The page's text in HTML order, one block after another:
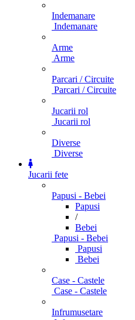
Indemanare
Indemanare
Arme
Arme
Parcari / Circuite
Parcari / Circuite
Jucarii rol
Jucarii rol
Diverse
Diverse
Jucarii fete
Papusi - Bebei
Papusi
/
Bebei
Papusi - Bebei
Papusi
Bebei
Case - Castele
Case - Castele
Infrumusetare